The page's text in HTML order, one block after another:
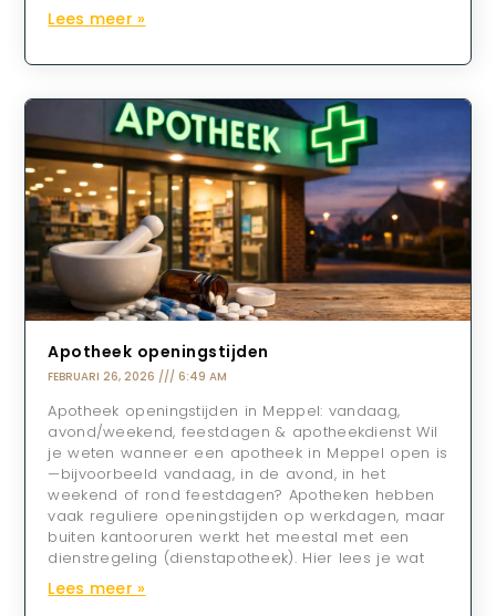
Lees meer »
Apotheek openingstijden
FEBRUARI 26, 2026 6:49 AM
Apotheek openingstijden in Meppel: vandaag,
avond/weekend, feestdagen & apotheekdienst Wil
je weten wanneer een apotheek in Meppel open is
—bijvoorbeeld vandaag, in de avond, in het
weekend of rond feestdagen? Apotheken hebben
vaak reguliere openingstijden op werkdagen, maar
buiten kantooruren werkt het meestal met een
dienstregeling (dienstapotheek). Hier lees je wat
Lees meer »